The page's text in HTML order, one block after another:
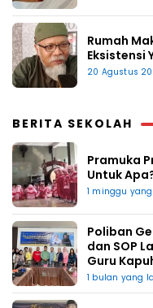
Rumah
Eksistensi
20 Agustus
BERITA SEKOLAH
Pramuka
Untuk
1 minggu
Poliban
dan SOP
Guru
1 bulan yang